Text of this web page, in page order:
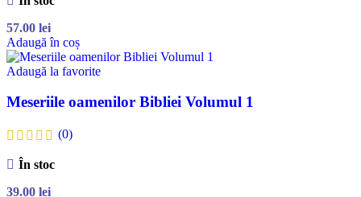
57.00 lei
Adaugă în coș
Adaugă la favorite
Meseriile oamenilor Bibliei Volumul 1
(0)
În stoc
39.00 lei